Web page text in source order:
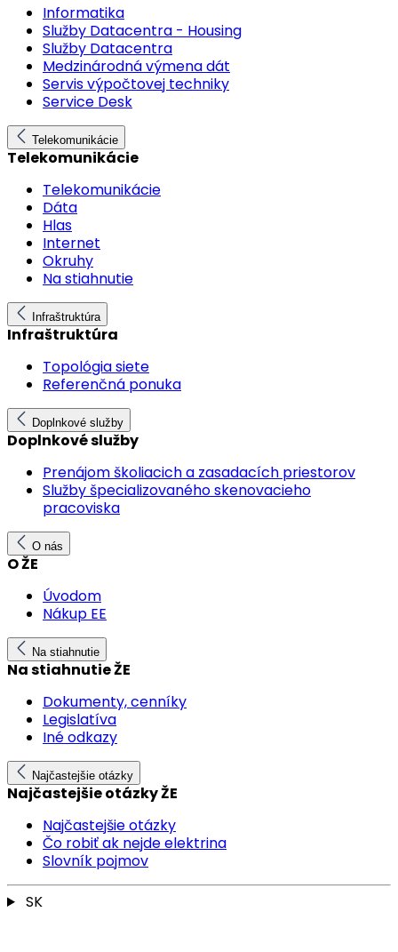
Informatika
Služby Datacentra - Housing
Služby Datacentra
Medzinárodná výmena dát
Servis výpočtovej techniky
Service Desk
Telekomunikácie
Telekomunikácie
Telekomunikácie
Dáta
Hlas
Internet
Okruhy
Na stiahnutie
Infraštruktúra
Infraštruktúra
Topológia siete
Referenčná ponuka
Doplnkové služby
Doplnkové služby
Prenájom školiacich a zasadacích priestorov
Služby špecializovaného skenovacieho
pracoviska
O nás
O ŽE
Úvodom
Nákup EE
Na stiahnutie
Na stiahnutie ŽE
Dokumenty, cenníky
Legislatíva
Iné odkazy
Najčastejšie otázky
Najčastejšie otázky ŽE
Najčastejšie otázky
Čo robiť ak nejde elektrina
Slovník pojmov
SK